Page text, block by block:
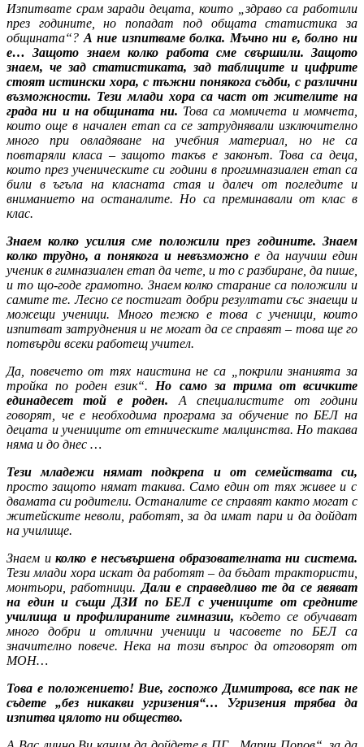
Изпитвате срам заради децата, които „здраво са работили
през годините, но попадат под общата статистика за
общината“? А ние изпитваме болка. Мъчно ни е, болно ни
е… Защото знаем колко работа сме свършили. Защото
знаем, че зад статистиката, зад таблиците и цифрите
стоят истински хора, с тъжни понякога съдби, с различни
възможности. Тези млади хора са част от жителите на
града ни и на общината ни. Това са момичета и момчета,
които още в начален етап са се затруднявали изключително
много при овладяване на учебния материал, но не са
повтаряли класа – защото такъв е законът. Това са деца,
които през ученическите си години в прогимназиален етап са
били в ъгъла на класната стая и далеч от погледите и
вниманието на останалите. Но са преминавали от клас в
клас.
Знаем колко усилия сме положили през годините. Знаем
колко трудно, а понякога и невъзможно е да научиш един
ученик в гимназиален етап да чете, и то с разбиране, да пише,
и то що-годе грамотно. Знаем колко старание са положили и
самите те. Лесно се постигат добри резултати със знаещи и
можещи ученици. Много тежко е това с ученици, които
изпитват затруднения и не могат да се справят – това ще го
потвърди всеки работещ учител.
Да, повечето от тях наистина не са „покрили знанията за
тройка по роден език“. Но само за трима от всичките
единадесет той е роден. А специалистите от години
говорят, че е необходима програма за обучение по БЕЛ на
децата и учениците от етническите малцинства. Но такава
няма и до днес …
Тези младежи нямат подкрепа и от семействата си,
просто защото нямат такива. Само един от тях живее и с
двамата си родители. Останалите се справят както могат с
житейските неволи, работят, за да имат пари и да дойдат
на училище.
Знаем иколко е несъвършена образователната ни система.
Тези млади хора искат да работят – да бъдат трактористи,
монтьори, работници. Дали е справедливо те да се явяват
на един и същи ДЗИ по БЕЛ с учениците от средните
училища и профилираните гимназии, където се обучават
много добри и отлични ученици и часовете по БЕЛ са
значително повече. Нека на този въпрос да отговорят от
МОН…
Това е положението! Вие, госпожо Димитрова, все пак не
съдете „без никакви угризения“… Угризения трябва да
изпитва цялото ни общество.